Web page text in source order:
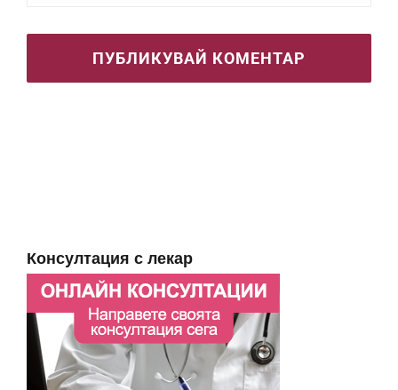
Консултация с лекар